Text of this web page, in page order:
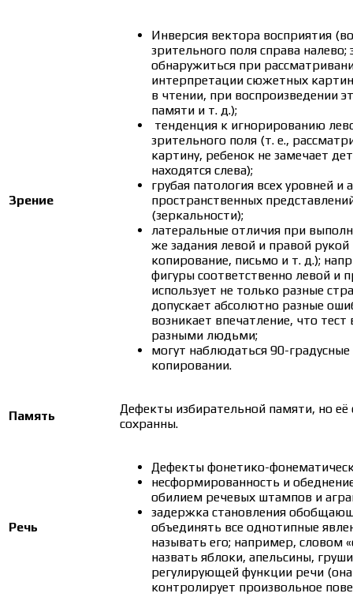
Зрение
Инверсия вектора восприятия
зрительного поля справа
обнаружиться при
интерпретации сюжетных
в чтении, при воспроизведении
памяти и т. д.);
тенденция к игнорированию
зрительного поля (т. е.,
картину, ребенок не замечает
находятся слева);
грубая патология всех уровней и
пространственных
(зеркальности);
латеральные отличия при
же задания левой и правой рукой
копирование, письмо и т. д.);
фигуры соответственно левой и
использует не только разные
допускает абсолютно разные
возникает впечатление, что
разными людьми;
могут наблюдаться 90-
копировании.
Память
Дефекты избирательной памяти, но
сохранны.
Речь
Дефекты фонетико-
несформированность и
обилием речевых штампов и
задержка становления
объединять все однотипные
называть его; например, словом
назвать яблоки, апельсины,
регулирующей функции речи
контролирует произвольное